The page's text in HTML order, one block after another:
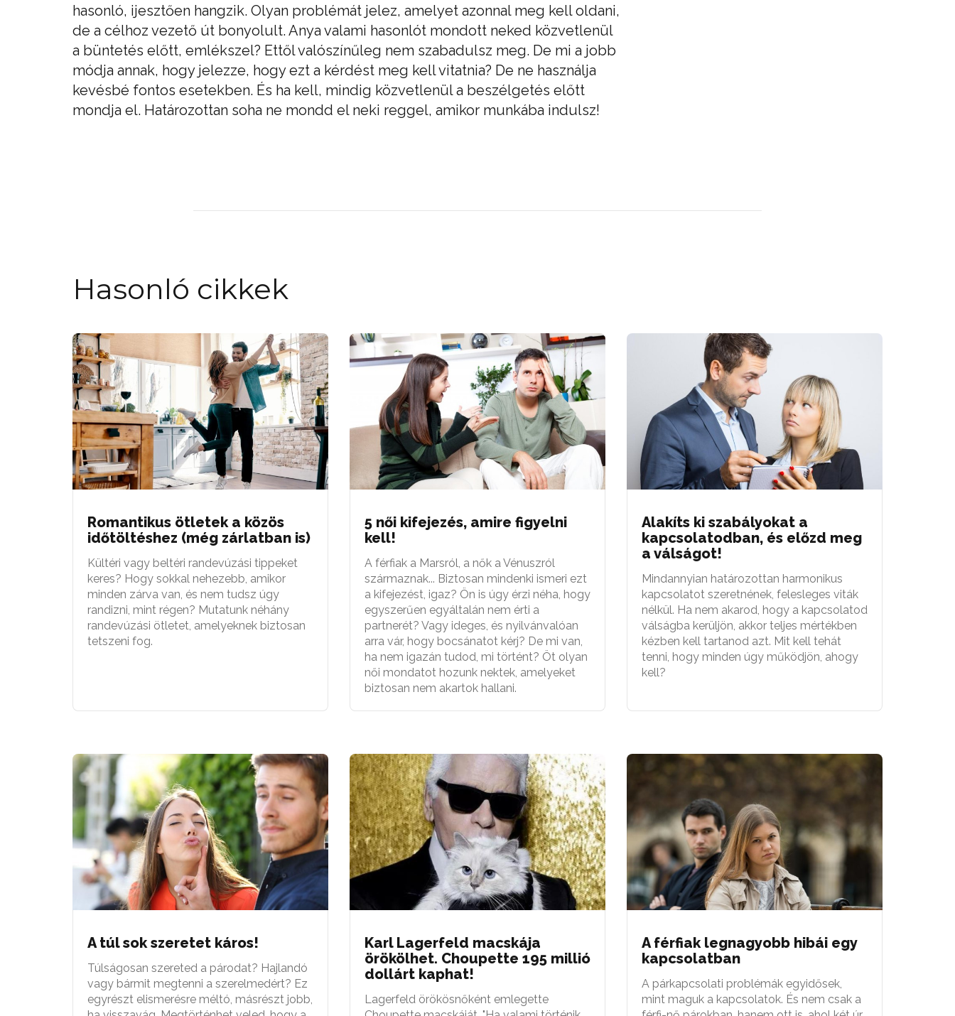
hasonló, ijesztően hangzik. Olyan problémát jelez, amelyet azonnal meg kell oldani,
de a célhoz vezető út bonyolult. Anya valami hasonlót mondott neked közvetlenül
a büntetés előtt, emlékszel? Ettől valószínűleg nem szabadulsz meg. De mi a jobb
módja annak, hogy jelezze, hogy ezt a kérdést meg kell vitatnia? De ne használja
kevésbé fontos esetekben. És ha kell, mindig közvetlenül a beszélgetés előtt
mondja el. Határozottan soha ne mondd el neki reggel, amikor munkába indulsz!
Hasonló cikkek
Romantikus ötletek a közös
időtöltéshez (még zárlatban is)
Kültéri vagy beltéri randevúzási tippeket
keres? Hogy sokkal nehezebb, amikor
minden zárva van, és nem tudsz úgy
randizni, mint régen? Mutatunk néhány
randevúzási ötletet, amelyeknek biztosan
tetszeni fog.
5 női kifejezés, amire figyelni
kell!
A férfiak a Marsról, a nők a Vénuszról
származnak... Biztosan mindenki ismeri ezt
a kifejezést, igaz? Ön is úgy érzi néha, hogy
egyszerűen egyáltalán nem érti a
partnerét? Vagy ideges, és nyilvánvalóan
arra vár, hogy bocsánatot kérj? De mi van,
ha nem igazán tudod, mi történt? Öt olyan
női mondatot hozunk nektek, amelyeket
biztosan nem akartok hallani.
Alakíts ki szabályokat a
kapcsolatodban, és előzd meg
a válságot!
Mindannyian határozottan harmonikus
kapcsolatot szeretnének, felesleges viták
nélkül. Ha nem akarod, hogy a kapcsolatod
válságba kerüljön, akkor teljes mértékben
kézben kell tartanod azt. Mit kell tehát
tenni, hogy minden úgy működjön, ahogy
kell?
A túl sok szeretet káros!
Túlságosan szereted a párodat? Hajlandó
vagy bármit megtenni a szerelmedért? Ez
egyrészt elismerésre méltó, másrészt jobb,
Karl Lagerfeld macskája
örökölhet. Choupette 195 millió
dollárt kaphat!
Lagerfeld örökösnőként emlegette
A férfiak legnagyobb hibái egy
kapcsolatban
A párkapcsolati problémák egyidősek,
mint maguk a kapcsolatok. És nem csak a